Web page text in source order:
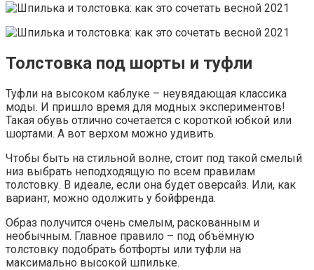
Толстовка под шорты и туфли
Туфли на высоком каблуке – неувядающая классика
моды. И пришло время для модных экспериментов!
Такая обувь отлично сочетается с короткой юбкой или
шортами. А вот верхом можно удивить.
Чтобы быть на стильной волне, стоит под такой смелый
низ выбрать неподходящую по всем правилам
толстовку. В идеале, если она будет оверсайз. Или, как
вариант, можно одолжить у бойфренда.
Образ получится очень смелым, раскованным и
необычным. Главное правило – под объёмную
толстовку подобрать ботфорты или туфли на
максимально высокой шпильке.